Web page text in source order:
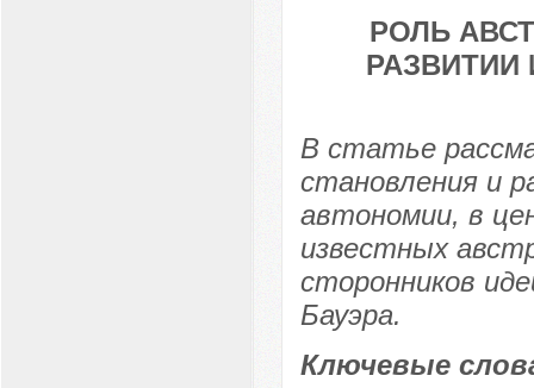
РОЛЬ
РАЗВИТИИ
В статье
становления и
автономии, в
известных
сторонников
Бауэра.
Ключевые